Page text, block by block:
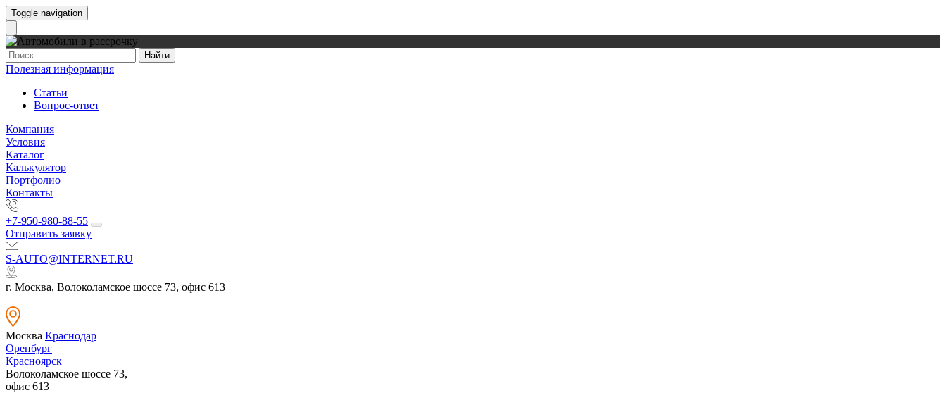
Toggle navigation
Найти
Полезная информация
Статьи
Вопрос-ответ
Компания
Условия
Каталог
Калькулятор
Портфолио
Контакты
+7-950-980-88-55
Отправить заявку
S-AUTO@INTERNET.RU
г. Москва, Волоколамское шоссе 73, офис 613
Москва Краснодар
Оренбург
Красноярск
Волоколамское шоссе 73,
офис 613